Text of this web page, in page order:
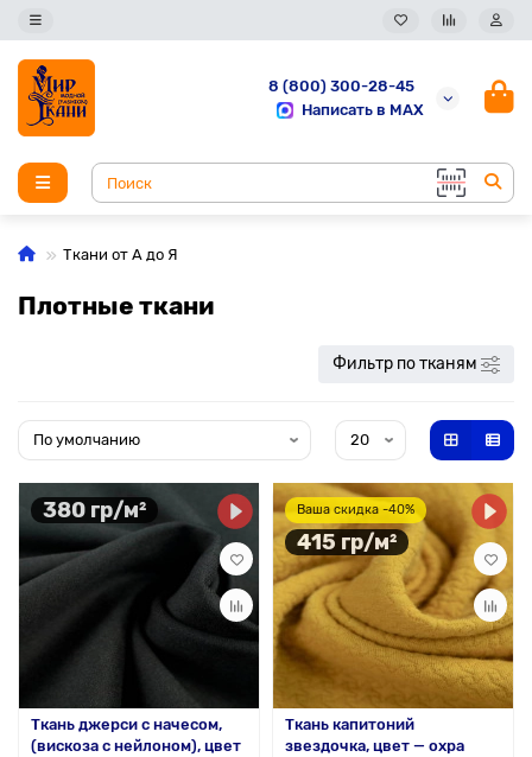
8 (800) 300-28-45
Написать в MAX
Ткани от А до Я
Плотные ткани
Фильтр по тканям
380 гр/м²
Ткань джерси с начесом,
(вискоза с нейлоном), цвет
Ваша скидка -40%
415 гр/м²
Ткань капитоний
звездочка, цвет — охра